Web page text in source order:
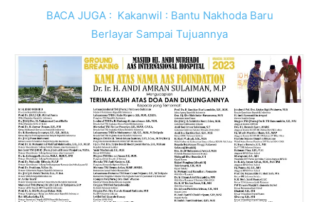
BACA JUGA : Kakanwil : Bantu Nakhoda Baru
Berlayar Sampai Tujuannya